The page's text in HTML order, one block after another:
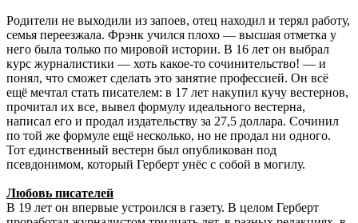
Родители не выходили из запоев, отец находил и терял работу,
семья переезжала. Фрэнк учился плохо — высшая отметка у
него была только по мировой истории. В 16 лет он выбрал
курс журналистики — хоть какое-то сочинительство! — и
понял, что сможет сделать это занятие профессией. Он всё
ещё мечтал стать писателем: в 17 лет накупил кучу вестернов,
прочитал их все, вывел формулу идеального вестерна,
написал его и продал издательству за 27,5 доллара. Сочинил
по той же формуле ещё несколько, но не продал ни одного.
Тот единственный вестерн был опубликован под
псевдонимом, который Герберт унёс с собой в могилу.
Любовь писателей
В 19 лет он впервые устроился в газету. В целом Герберт